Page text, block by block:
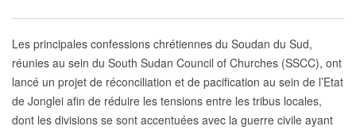
Les principales confessions chrétiennes du Soudan du Sud,
réunies au sein du South Sudan Council of Churches (SSCC), ont
lancé un projet de réconciliation et de pacification au sein de l’Etat
de Jonglei afin de réduire les tensions entre les tribus locales,
dont les divisions se sont accentuées avec la guerre civile ayant